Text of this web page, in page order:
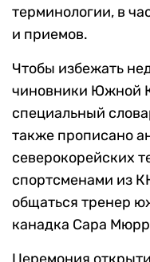
терминологии, в
и приемов.
Чтобы избежать
чиновники Южной
специальный
также прописано
северокорейских
спортсменами из
общаться тренер
канадка Сара